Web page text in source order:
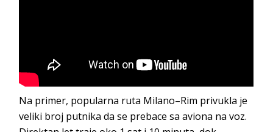
Na primer, popularna ruta Milano–Rim privukla je
veliki broj putnika da se prebace sa aviona na voz.